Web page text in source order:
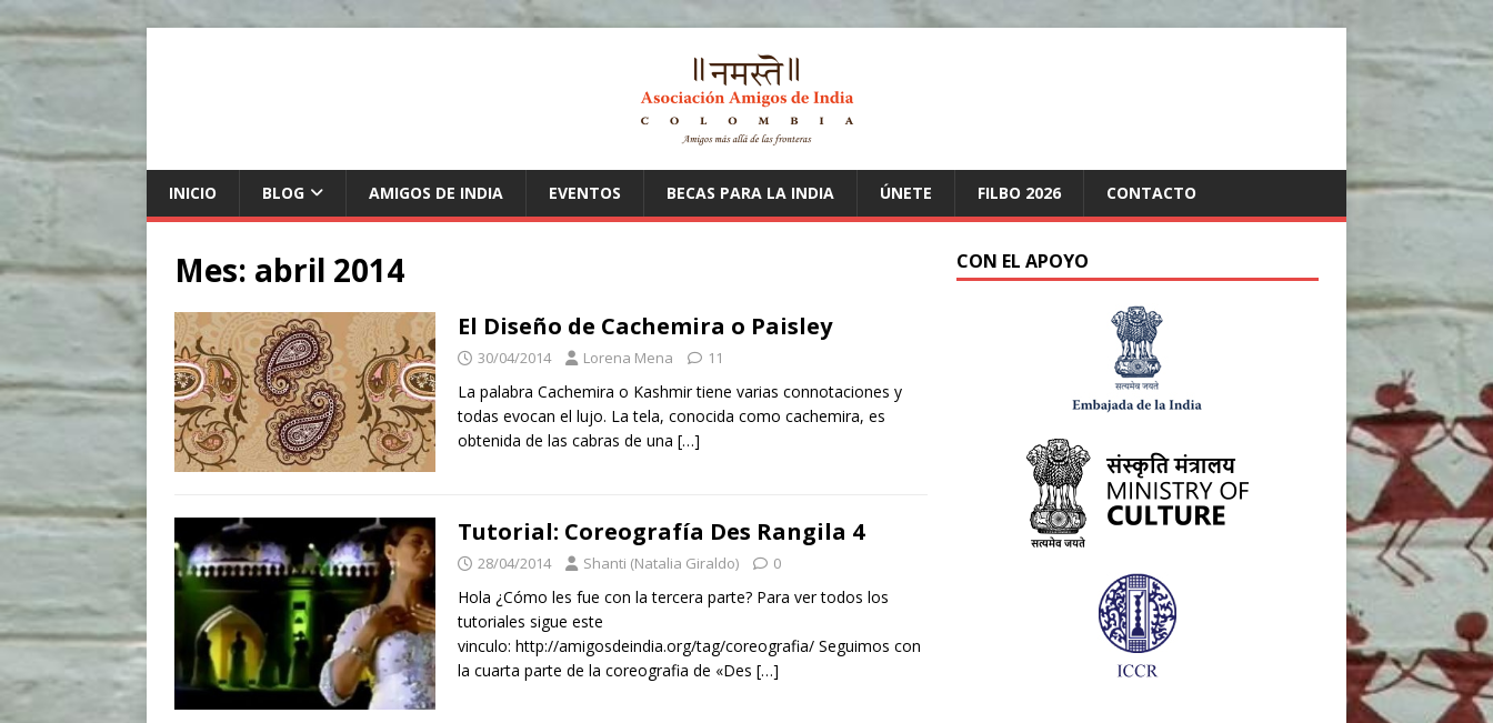
INICIO BLOG AMIGOS DE INDIA EVENTOS BECAS PARA LA INDIA ÚNETE FILBO 2026 CONTACTO
Mes: abril 2014
El Diseño de Cachemira o Paisley
30/04/2014 Lorena Mena 11
La palabra Cachemira o Kashmir tiene varias connotaciones y
todas evocan el lujo. La tela, conocida como cachemira, es
obtenida de las cabras de una […]
Tutorial: Coreografía Des Rangila 4
28/04/2014 Shanti (Natalia Giraldo) 0
Hola ¿Cómo les fue con la tercera parte? Para ver todos los
tutoriales sigue este
vinculo: http://amigosdeindia.org/tag/coreografia/ Seguimos con
la cuarta parte de la coreografia de «Des […]
CON EL APOYO